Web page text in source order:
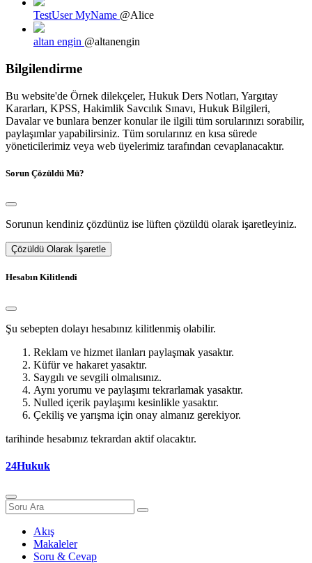
TestUser MyName @Alice
altan engin @altanengin
Bilgilendirme
Bu website'de Örnek dilekçeler, Hukuk Ders Notları, Yargıtay
Kararları, KPSS, Hakimlik Savcılık Sınavı, Hukuk Bilgileri,
Davalar ve bunlara benzer konular ile ilgili tüm sorularınızı sorabilir,
paylaşımlar yapabilirsiniz. Tüm sorularınız en kısa sürede
yöneticilerimiz veya web üyelerimiz tarafından cevaplanacaktır.
Sorun Çözüldü Mü?
Sorunun kendiniz çözdünüz ise lüften çözüldü olarak işaretleyiniz.
Çözüldü Olarak İşaretle
Hesabın Kilitlendi
Şu sebepten dolayı hesabınız kilitlenmiş olabilir.
Reklam ve hizmet ilanları paylaşmak yasaktır.
Küfür ve hakaret yasaktır.
Saygılı ve sevgili olmalısınız.
Aynı yorumu ve paylaşımı tekrarlamak yasaktır.
Nulled içerik paylaşımı kesinlikle yasaktır.
Çekiliş ve yarışma için onay almanız gerekiyor.
tarihinde hesabınız tekrardan aktif olacaktır.
24Hukuk
Akış
Makaleler
Soru & Cevap